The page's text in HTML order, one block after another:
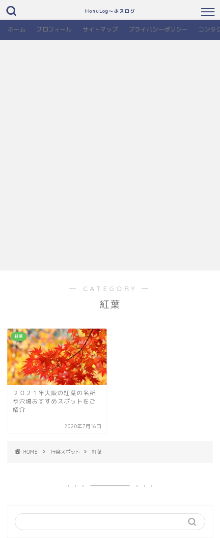
HonuLog～ホヌログ
ホーム プロフィール サイトマップ プライバシーポリシー コンタ
― CATEGORY ―
紅葉
紅葉
２０２１年大阪の紅葉の名所
や穴場おすすめスポットをご
紹介
2020年7月16日
HOME 行楽スポット 紅葉